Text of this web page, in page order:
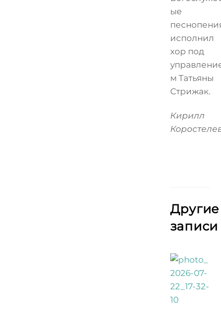
ые
исполнил
хор под
м Татьяны
Стрижак.
Кирилл
Другие
записи